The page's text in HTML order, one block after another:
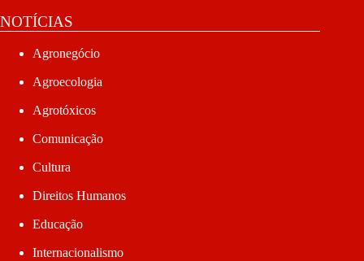
NOTÍCIAS
Agronegócio
Agroecologia
Agrotóxicos
Comunicação
Cultura
Direitos Humanos
Educação
Internacionalismo